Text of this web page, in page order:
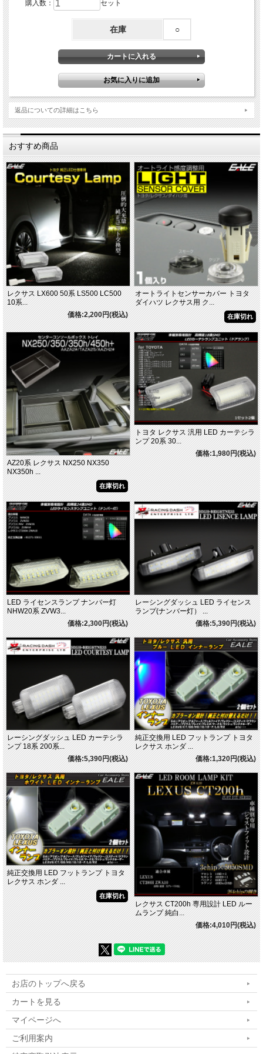
購入数： セット
在庫 ○
返品についての詳細はこちら
おすすめ商品
レクサス LX600 50系 LS500 LC500
10系...
価格:2,200円(税込)
オートライトセンサーカバー トヨタ
ダイハツ レクサス用 ク...
在庫切れ
AZ20系 レクサス NX250 NX350
NX350h ...
在庫切れ
トヨタ レクサス 汎用 LED カーテシラ
ンプ 20系 30...
価格:1,980円(税込)
LED ライセンスランプ ナンバー灯
NHW20系 ZVW3...
価格:2,300円(税込)
レーシングダッシュ LED ライセンス
ランプ(ナンバー灯） ...
価格:5,390円(税込)
レーシングダッシュ LED カーテシラ
ンプ 18系 200系...
価格:5,390円(税込)
純正交換用 LED フットランプ トヨタ
レクサス ホンダ ...
価格:1,320円(税込)
純正交換用 LED フットランプ トヨタ
レクサス ホンダ ...
在庫切れ
レクサス CT200h 専用設計 LED ルー
ムランプ 純白...
価格:4,010円(税込)
お店のトップへ戻る
カートを見る
マイページへ
ご利用案内